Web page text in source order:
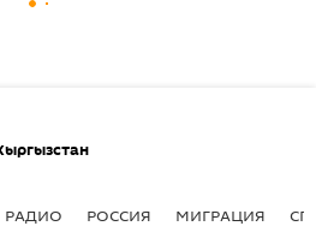
РАДИО РОССИЯ МИГРАЦИЯ